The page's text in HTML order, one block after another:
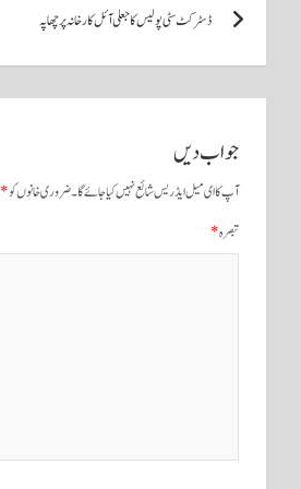
pp
نیویگیشن
ڈسٹرکٹ سٹی پولیس کا جعلی آئل کارخانہ پر چھاپہ
جواب دیں
آپ کا ای میل ایڈریس شائع نہیں کیا جائے گا۔ضروری خانوں کو*
تبصرہ*